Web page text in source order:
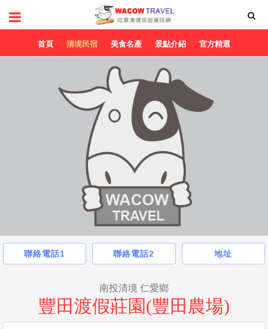
首頁 清境民宿 美食名產 景點介紹 官方精選
聯絡電話1 聯絡電話2 地址
南投清境 仁愛鄉
豐田渡假莊園(豐田農場)